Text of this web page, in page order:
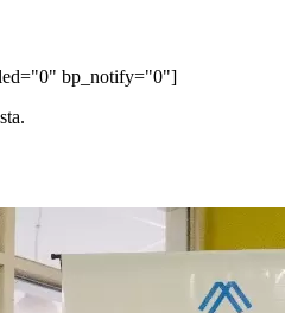
bp_notify="0"]